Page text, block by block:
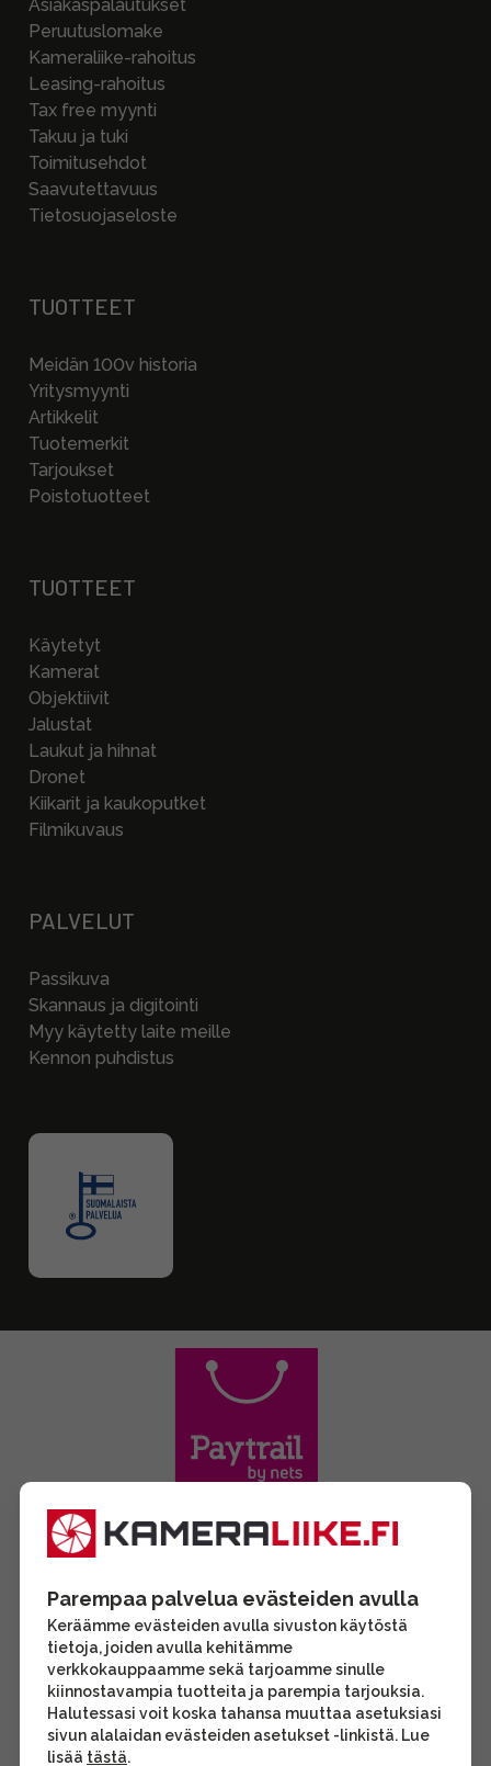
Asiakaspalautukset
Peruutuslomake
Kameraliike-rahoitus
Leasing-rahoitus
Tax free myynti
Takuu ja tuki
Toimitusehdot
Saavutettavuus
Tietosuojaseloste
TUOTTEET
Meidän 100v historia
Yritysmyynti
Artikkelit
Tuotemerkit
Tarjoukset
Poistotuotteet
TUOTTEET
Käytetyt
Kamerat
Objektiivit
Jalustat
Laukut ja hihnat
Dronet
Kiikarit ja kaukoputket
Filmikuvaus
PALVELUT
Passikuva
Skannaus ja digitointi
Myy käytetty laite meille
Kennon puhdistus
Parempaa palvelua evästeiden avulla
Keräämme evästeiden avulla sivuston käytöstä
tietoja, joiden avulla kehitämme
verkkokauppaamme sekä tarjoamme sinulle
kiinnostavampia tuotteita ja parempia tarjouksia.
Halutessasi voit koska tahansa muuttaa asetuksiasi
sivun alalaidan evästeiden asetukset -linkistä. Lue
lisää tästä.